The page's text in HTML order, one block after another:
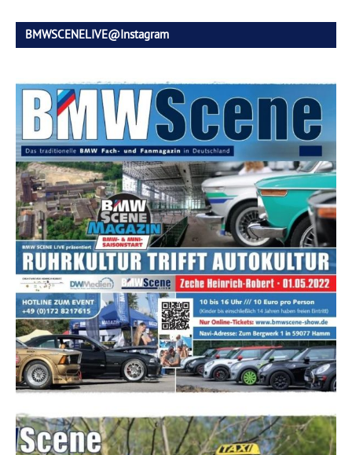
BMWSCENELIVE@Instagram